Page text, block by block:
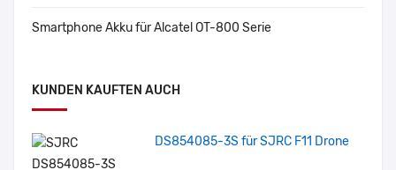
Smartphone Akku für Alcatel OT-800 Serie
KUNDEN KAUFTEN AUCH
DS854085-3S für SJRC F11 Drone